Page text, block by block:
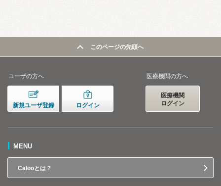
このページの先頭へ
ユーザの方へ
新規ユーザ登録 ログイン
医療機関の方へ
医療機関
ログイン
MENU
Calooとは？